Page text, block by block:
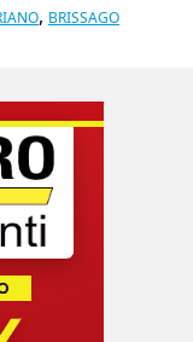
, BRISSAGO